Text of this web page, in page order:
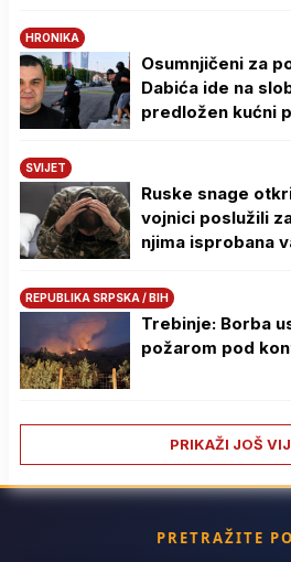
HRONIKA
Osumnjičeni za
Dabića ide na
predložen kućni
SVIJET
Ruske snage
vojnici poslužili
njima isprobana
REPUBLIKA SRPSKA / BIH
Trebinje: Borba
požarom pod
PRIKAŽI JOŠ
PRETRAŽITE